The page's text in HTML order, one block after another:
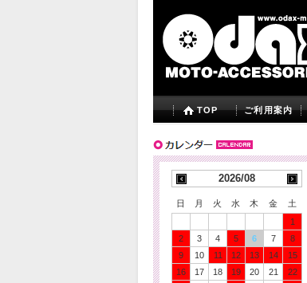
TOP ご利用案内
2026/08
日 月 火 水 木 金
土
1
2
3 4 5 6 7
8
9
10 11 12 13 14
15
16
17 18 19 20 21
22